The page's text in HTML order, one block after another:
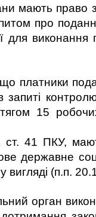
мають право
про
для
15
41 ПКУ,
державне
(п.п.
орган